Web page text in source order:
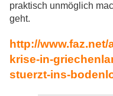
praktisch unmöglich
geht.
http://
krise-in-
stuerzt-ins-